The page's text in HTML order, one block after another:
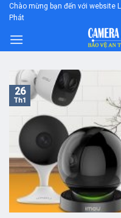
Skip
content
Chào mừng bạn đến với website
Phát
26
Th1